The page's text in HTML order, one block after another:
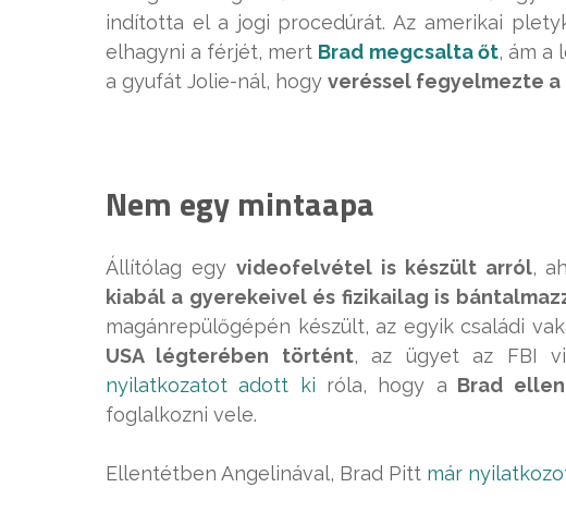
indította el a jogi procedúrát. Az amerikai
elhagyni a férjét, mert Brad megcsalta őt, ám a
a gyufát Jolie-nál, hogy veréssel fegyelmezte
Nem egy mintaapa
Állítólag egy videofelvétel is készült arról,
kiabál a gyerekeivel és fizikailag is
magánrepülőgépén készült, az egyik családi
USA légterében történt, az ügyet az FBI
nyilatkozatot adott ki róla, hogy a Brad
foglalkozni vele.
Ellentétben Angelinával, Brad Pitt már